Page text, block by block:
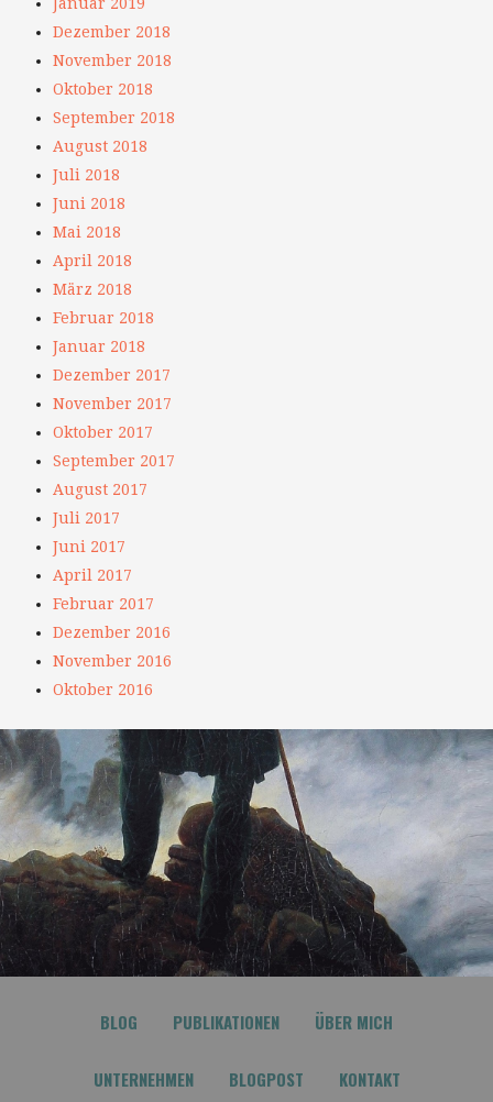
Dezember 2018
November 2018
Oktober 2018
September 2018
August 2018
Juli 2018
Juni 2018
Mai 2018
April 2018
März 2018
Februar 2018
Januar 2018
Dezember 2017
November 2017
Oktober 2017
September 2017
August 2017
Juli 2017
Juni 2017
April 2017
Februar 2017
Dezember 2016
November 2016
Oktober 2016
BLOG PUBLIKATIONEN ÜBER MICH
UNTERNEHMEN BLOGPOST KONTAKT